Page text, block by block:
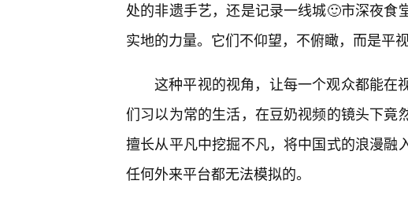
处的非遗手艺，还是记录一线城🙂市深夜
实地的力量。它们不仰望，不俯瞰，而是平视
这种平视的视角，让每一个观众都能在
们习以为常的生活，在豆奶视频的镜头下竟
擅长从平凡中挖掘不凡，将中国式的浪漫融
任何外来平台都无法模拟的。